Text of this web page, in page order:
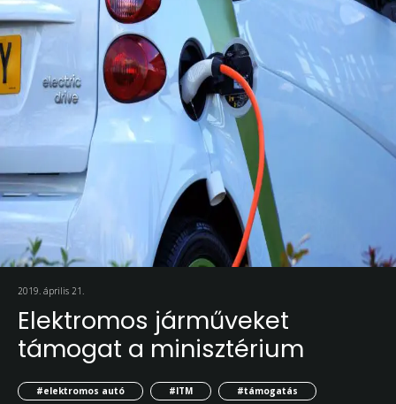
2019. április 21.
Elektromos járműveket
támogat a minisztérium
#elektromos autó #ITM #támogatás